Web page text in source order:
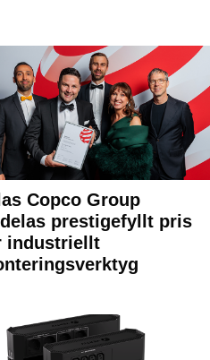
Copco Group
prestigefyllt pris
industriellt